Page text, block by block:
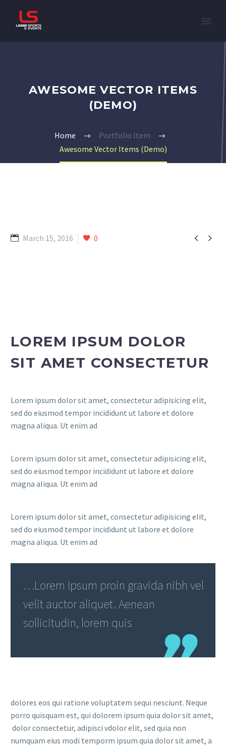
AWESOME VECTOR ITEMS
(DEMO)
Home
Portfolio Item
Awesome Vector Items (Demo)
 
March 15, 2016 0
LOREM IPSUM DOLOR
SIT AMET CONSECTETUR
Lorem ipsum dolor sit amet, consectetur adipisicing elit,
sed do eiusmod tempor incididunt ut labore et dolore
magna aliqua. Ut enim ad
Lorem ipsum dolor sit amet, consectetur adipisicing elit,
sed do eiusmod tempor incididunt ut labore et dolore
magna aliqua. Ut enim ad
Lorem ipsum dolor sit amet, consectetur adipisicing elit,
sed do eiusmod tempor incididunt ut labore et dolore
magna aliqua. Ut enim ad
…Lorem Ipsum proin gravida nibh vel
velit auctor aliquet. Aenean
sollicitudin, lorem quis
dolores eos qui ratione voluptatem sequi nesciunt. Neque
porro quisquam est, qui dolorem ipsum quia dolor sit amet,
dolor consectetur, adipisci vdolor elit, sed quia non
numquam eius modi temporm ipsum quia dolor sit amet, a